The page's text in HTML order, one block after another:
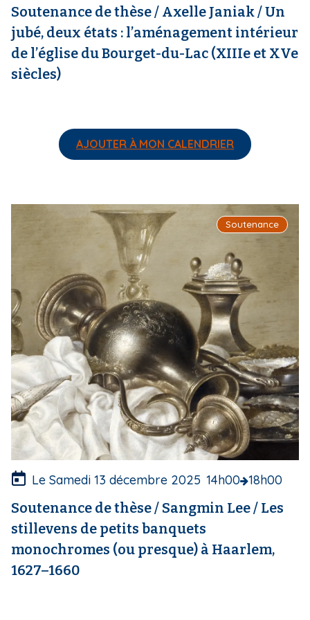
Soutenance de thèse / Axelle Janiak / Un
jubé, deux états : l’aménagement intérieur
de l’église du Bourget-du-Lac (XIIIe et XVe
siècles)
AJOUTER À MON CALENDRIER
Soutenance
d
e
c
o
u
v
e
r
t
u
r
e
Le Samedi 13 décembre 2025 14h00 18h00
Soutenance de thèse / Sangmin Lee / Les
stillevens de petits banquets
monochromes (ou presque) à Haarlem,
1627–1660